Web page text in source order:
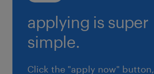
applying is super
simple.
Click the "apply now" button,